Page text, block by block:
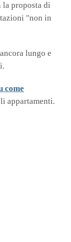
la proposta di
"non in
lungo e
come
appartamenti.